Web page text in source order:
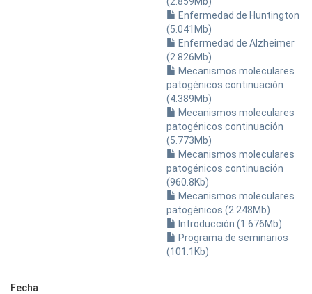
Enfermedad de Huntington
(5.041Mb)
Enfermedad de Alzheimer
(2.826Mb)
Mecanismos moleculares
patogénicos continuación
(4.389Mb)
Mecanismos moleculares
patogénicos continuación
(5.773Mb)
Mecanismos moleculares
patogénicos continuación
(960.8Kb)
Mecanismos moleculares
patogénicos (2.248Mb)
Introducción (1.676Mb)
Programa de seminarios
(101.1Kb)
Fecha